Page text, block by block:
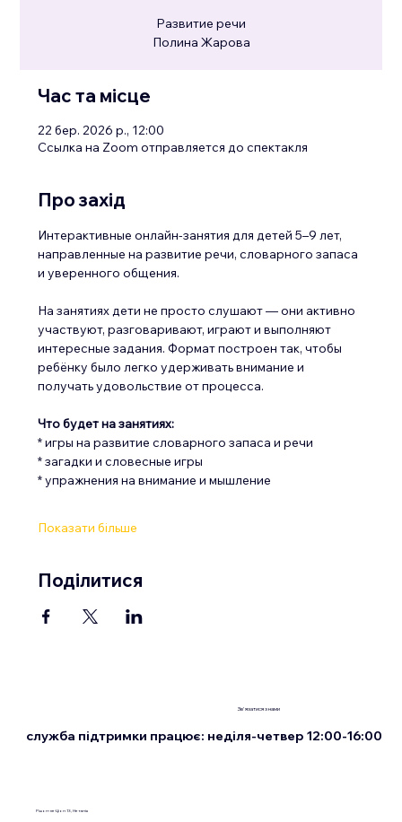
Развитие речи
Полина Жарова
Час та місце
22 бер. 2026 р., 12:00
Ссылка на Zoom отправляется до спектакля
Про захід
Интерактивные онлайн-занятия для детей 5–9 лет,
направленные на развитие речи, словарного запаса
и уверенного общения.
На занятиях дети не просто слушают — они активно
участвуют, разговаривают, играют и выполняют
интересные задания. Формат построен так, чтобы
ребёнку было легко удерживать внимание и
получать удовольствие от процесса.
Что будет на занятиях:
* игры на развитие словарного запаса и речи
* загадки и словесные игры
* упражнения на внимание и мышление
Показати більше
Поділитися
Рішон-ле-Ціон 13, Нетанія
Зв'язатися з нами
служба підтримки працює: неділя-четвер 12:00-16:00